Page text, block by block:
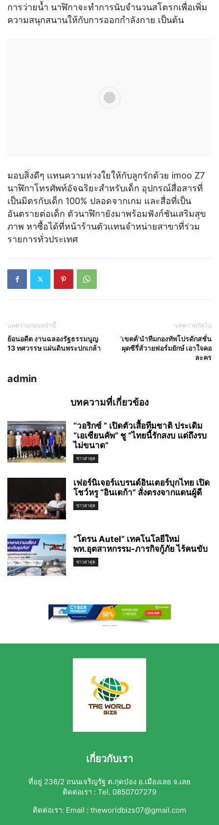
การว่ายน้ำ นาฬิกาจะทำการนับจำนวนสโตรกเพื่อเพิ่ม
ความสนุกสนานให้กับการออกกำลังกาย เป็นต้น
มอบสิ่งดีๆ เเทนความห่วงใยให้กับลูกรักด้วย imoo Z7
นาฬิกาโทรศัพท์อัจฉริยะสำหรับเด็ก อุปกรณ์สื่อสารที่
เป็นมิตรกับเด็ก 100% ปลอดจากเกม และสื่อที่เป็น
อันตรายต่อเด็ก ตัวนาฬิกายังมาพร้อมฟังก์ชันเสริมสุข
ภาพ หาซื้อได้ที่หน้าร้านตัวเเทนจำหน่ายสาขาที่ร่วม
รายการทั่วประเทศ
บทความก่อนหน้านี้
ย้อนอดีต งานฉลองรัฐธรรมนูญ
13 ทศวรรษ แผ่นดินพระปกเกล้า
บทความถัดไป
‘เขตต์’นำทีมกองทัพโปรดักสชั่น
ผุดซีรี่ส์วายฟอร์มยักษ์ เอาใจคอ
ละคร
admin
บทความที่เกี่ยวข้อง
“วอริกซ์ ” เปิดตัวเสื้อทีมชาติ ประเดิม
“เอเซียนคัพ” ชู “ไทยนี้รักสงบ แต่ถึงรบ
ไม่ขนาด”
ข่าวล่าสุด
เฟอร์นิเจอร์แบรนด์อินเตอร์บุกไทย เปิด
โชว์หรู “อินเดก้า” สั่งตรงจากแดนผู้ดี
ข่าวล่าสุด
“โดรน Autel” เทคโนโลยีใหม่
พท.อุตสาหกรรม-ภารกิจกู้ภัย ไร้คนขับ
ข่าวล่าสุด
เกี่ยวกับเรา
ที่อยู่ 236/2 ถนนเจริญรัฐ ต.กุดป่อง อ.เมืองเลย จ.เลย
ติดต่อเรา : Tel. 0850707279
ติดต่อเรา: Email : theworldbizs07@gmail.com